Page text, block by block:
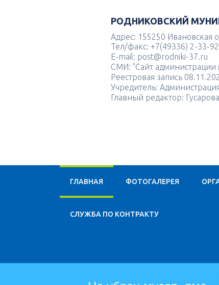
РОДНИКОВСКИЙ
Адрес: 155250 Ивановская
Тел/факс: +7(49336) 2-33-92
E-mail: post@rodniki-37.ru
СМИ: "Сайт администрации
Реестровая запись
Учредитель:
Главный редактор:
ГЛАВНАЯ ФОТОГАЛЕРЕЯ
CЛУЖБА ПО КОНТРАКТУ